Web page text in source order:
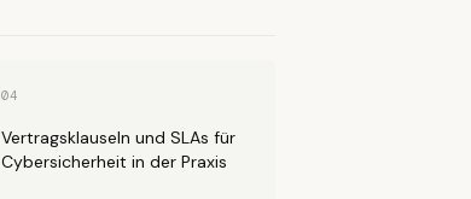
04
Vertragsklauseln und SLAs für
Cybersicherheit in der Praxis